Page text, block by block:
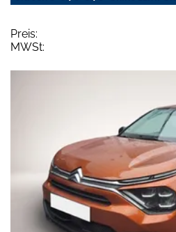
Preis:
MWSt: